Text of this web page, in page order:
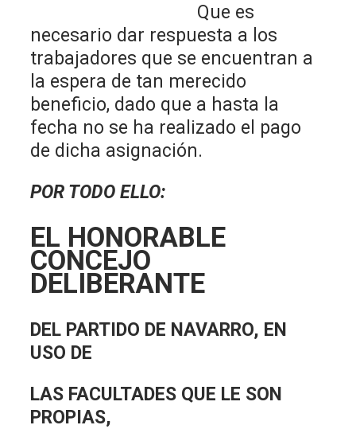
Que es
necesario dar respuesta a los
trabajadores que se encuentran a
la espera de tan merecido
beneficio, dado que a hasta la
fecha no se ha realizado el pago
de dicha asignación.
POR TODO ELLO:
EL HONORABLE
CONCEJO
DELIBERANTE
DEL PARTIDO DE NAVARRO, EN
USO DE
LAS FACULTADES QUE LE SON
PROPIAS,